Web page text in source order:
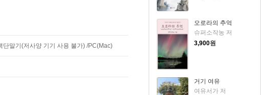
오로라의 추억
슈퍼소작농 저
3,900원
거기 여유
여유서가 저
말기(저사양 기기 사용 불가) /PC(Mac)